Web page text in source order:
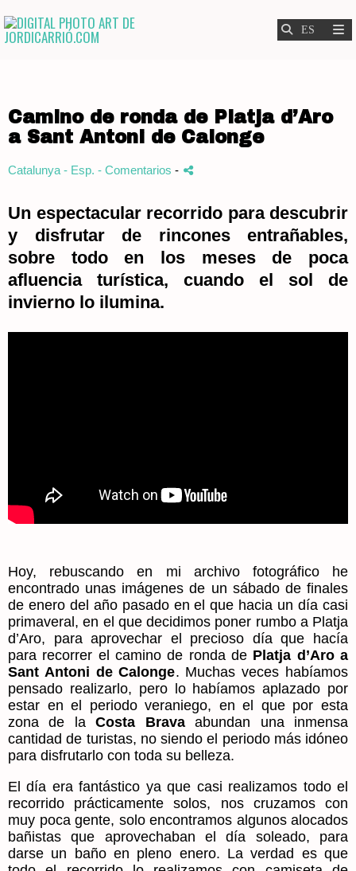
Camino de ronda de Platja d’Aro
a Sant Antoni de Calonge
Catalunya - Esp. - Comentarios -
Un espectacular recorrido para descubrir
y disfrutar de rincones entrañables,
sobre todo en los meses de poca
afluencia turística, cuando el sol de
invierno lo ilumina.
Hoy, rebuscando en mi archivo fotográfico he
encontrado unas imágenes de un sábado de finales
de enero del año pasado en el que hacia un día casi
primaveral, en el que decidimos poner rumbo a Platja
d’Aro, para aprovechar el precioso día que hacía
para recorrer el camino de ronda de Platja d’Aro a
Sant Antoni de Calonge. Muchas veces habíamos
pensado realizarlo, pero lo habíamos aplazado por
estar en el periodo veraniego, en el que por esta
zona de laCosta Bravaabundan una inmensa
cantidad de turistas, no siendo el periodo más idóneo
para disfrutarlo con toda su belleza.
El día era fantástico ya que casi realizamos todo el
recorrido prácticamente solos, nos cruzamos con
muy poca gente, solo encontramos algunos alocados
bañistas que aprovechaban el día soleado, para
darse un baño en pleno enero. La verdad es que